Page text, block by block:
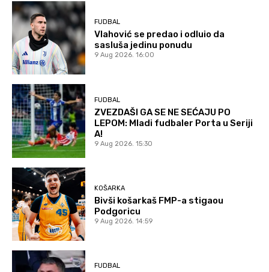
FUDBAL
Vlahović se predao i odluio da
sasluša jedinu ponudu
9 Aug 2026. 16:00
FUDBAL
ZVEZDAŠI GA SE NE SEĆAJU PO
LEPOM: Mladi fudbaler Porta u Seriji
A!
9 Aug 2026. 15:30
KOŠARKA
Bivši košarkaš FMP-a stigaou
Podgoricu
9 Aug 2026. 14:59
FUDBAL